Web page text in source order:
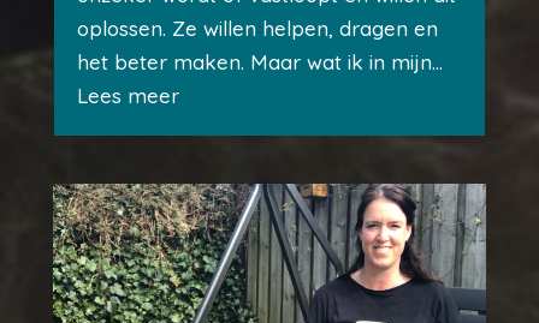
oplossen. Ze willen helpen, dragen en
het beter maken. Maar wat ik in mijn...
Lees meer